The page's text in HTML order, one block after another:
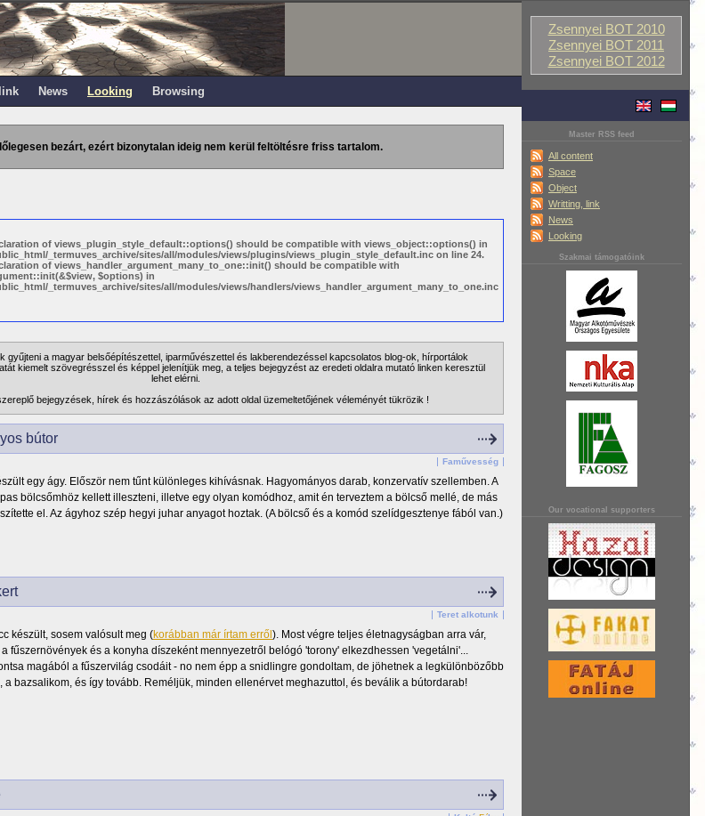
Zsennyei BOT 2010
Zsennyei BOT 2011
Zsennyei BOT 2012
Master RSS feed
All content
Space
Object
Writting, link
News
Looking
Szakmai támogatóink
Our vocational supporters
News Looking Browsing
bezárt, ezért bizonytalan ideig nem kerül feltöltésre friss tartalom.
of views_plugin_style_default::options() should be compatible with views_object::options() in
_termuves_archive/sites/all/modules/views/plugins/views_plugin_style_default.inc on line 24.
of views_handler_argument_many_to_one::init() should be compatible with
$options) in
_termuves_archive/sites/all/modules/views/handlers/views_handler_argument_many_to_one.inc
gyűjteni a magyar belsőépítészettel, iparművészettel és lakberendezéssel kapcsolatos blog-ok, hírportálok
kiemelt szövegrésszel és képpel jelenítjük meg, a teljes bejegyzést az eredeti oldalra mutató linken keresztül
lehet elérni.
bejegyzések, hírek és hozzászólások az adott oldal üzemeltetőjének véleményét tükrözik !
bútor
Faművesség
egy ágy. Először nem tűnt különleges kihívásnak. Hagyományos darab, konzervatív szellemben. A
bölcsőmhöz kellett illeszteni, illetve egy olyan komódhoz, amit én terveztem a bölcső mellé, de más
el. Az ágyhoz szép hegyi juhar anyagot hoztak. (A bölcső és a komód szelídgesztenye fából van.)
Teret alkotunk
készült, sosem valósult meg (korábban már írtam erről ). Most végre teljes életnagyságban arra vár,
fűszernövények és a konyha díszeként mennyezetről belógó 'torony' elkezdhessen 'vegetálni'...
magából a fűszervilág csodáit - no nem épp a snidlingre gondoltam, de jöhetnek a legkülönbözőbb
a bazsalikom, és így tovább. Reméljük, minden ellenérvet meghazuttol, és beválik a bútordarab!